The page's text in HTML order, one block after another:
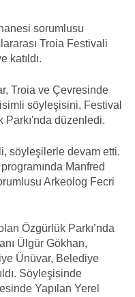
sorumlusu
Troia Festivali
katıldı.
Troia ve Çevresinde
söyleşisini, Festival
Parkı'nda düzenledi.
söyleşilerle devam etti.
Manfred
Arkeolog Fecri
Özgürlük Parkı’nda
Ülgür Gökhan,
Ünüvar, Belediye
Söyleşisinde
Yapılan Yerel